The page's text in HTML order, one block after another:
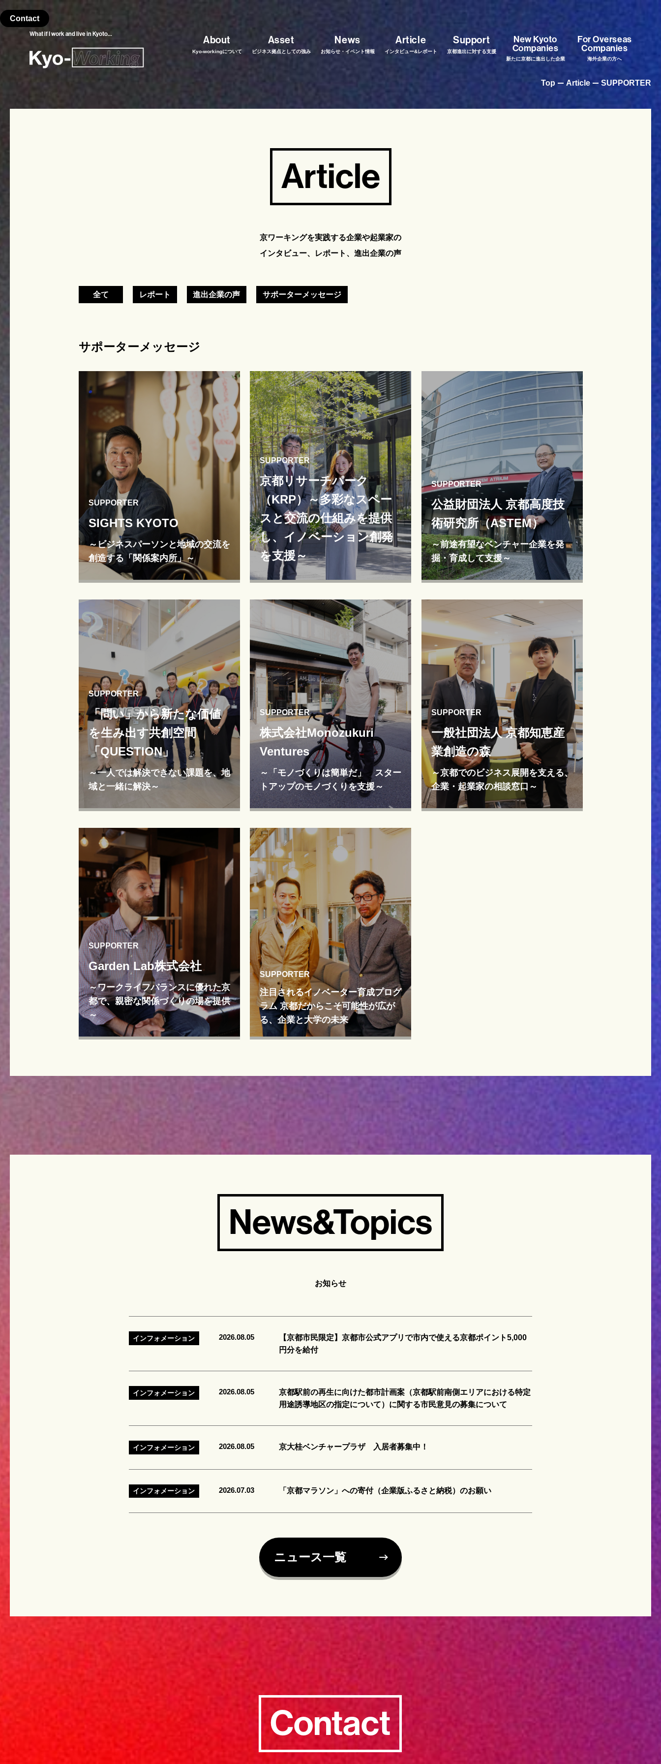
What if I work and live in Kyoto…
Contact
About
Kyo-workingについて
Asset
ビジネス拠点としての強み
News
お知らせ・イベント情報
Article
インタビュー&レポート
Support
京都進出に対する支援
New Kyoto
Companies
新たに京都に進出した企業
For Overseas
Companies
海外企業の方へ
Top Article SUPPORTER
Article
京ワーキングを実践する企業や起業家の
インタビュー、レポート、進出企業の声
全て レポート 進出企業の声 サポーターメッセージ
サポーターメッセージ
「関係案内所」～">
SUPPORTER
SIGHTS KYOTO
～ビジネスパーソンと地域の交流を
創造する「関係案内所」～
SUPPORTER
京都リサーチパーク
（KRP）～多彩なスペー
スと交流の仕組みを提供
し、イノベーション創発
を支援～
て支援～">
SUPPORTER
公益財団法人 京都高度技
術研究所（ASTEM）
～前途有望なベンチャー企業を発
掘・育成して支援～
に解決～">
SUPPORTER
「問い」から新たな価値
を生み出す共創空間
「QUESTION」
～一人では解決できない課題を、地
域と一緒に解決～
のモノづくりを支援～">
SUPPORTER
株式会社Monozukuri
Ventures
～「モノづくりは簡単だ」 スター
トアップのモノづくりを支援～
SUPPORTER
一般社団法人 京都知恵産
業創造の森
～京都でのビジネス展開を支える、
企業・起業家の相談窓口～
SUPPORTER
Garden Lab株式会社
～ワークライフバランスに優れた京
都で、親密な関係づくりの場を提供
～
SUPPORTER
注目されるイノベーター育成プログ
ラム 京都だからこそ可能性が広が
る、企業と大学の未来
News&Topics
お知らせ
インフォメーション 2026.08.05
【京都市民限定】京都市公式アプリで市内で使える京都ポイント5,000
円分を給付
インフォメーション 2026.08.05
京都駅前の再生に向けた都市計画案（京都駅前南側エリアにおける特定
用途誘導地区の指定について）に関する市民意見の募集について
インフォメーション 2026.08.05 京大桂ベンチャープラザ 入居者募集中！
インフォメーション 2026.07.03 「京都マラソン」への寄付（企業版ふるさと納税）のお願い
ニュース一覧
Contact